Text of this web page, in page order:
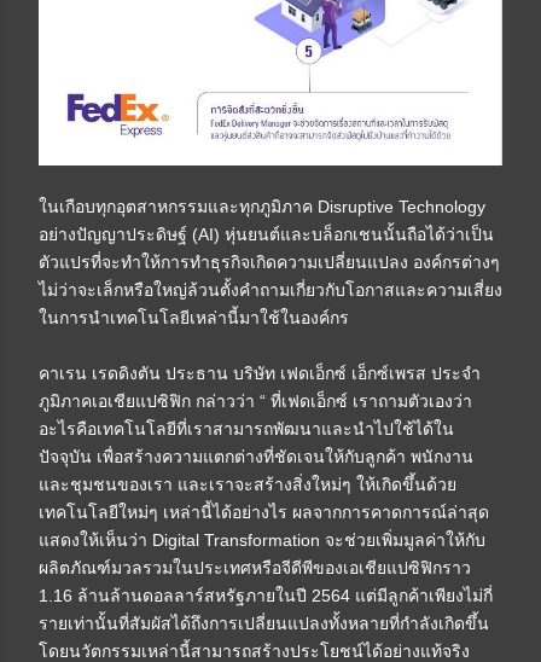
ในเกือบทุกอุตสาหกรรมและทุกภูมิภาค Disruptive Technology
อย่างปัญญาประดิษฐ์ (AI) หุ่นยนต์และบล็อกเชนนั้นถือได้ว่าเป็น
ตัวแปรที่จะทำให้การทำธุรกิจเกิดความเปลี่ยนแปลง องค์กรต่างๆ
ไม่ว่าจะเล็กหรือใหญ่ล้วนตั้งคำถามเกี่ยวกับโอกาสและความเสี่ยง
ในการนำเทคโนโลยีเหล่านี้มาใช้ในองค์กร
คาเรน เรดดิงตัน ประธาน บริษัท เฟดเอ็กซ์ เอ็กซ์เพรส ประจำ
ภูมิภาคเอเชียแปซิฟิก กล่าวว่า “ ที่เฟดเอ็กซ์ เราถามตัวเองว่า
อะไรคือเทคโนโลยีที่เราสามารถพัฒนาและนำไปใช้ได้ใน
ปัจจุบัน เพื่อสร้างความแตกต่างที่ชัดเจนให้กับลูกค้า พนักงาน
และชุมชนของเรา และเราจะสร้างสิ่งใหม่ๆ ให้เกิดขึ้นด้วย
เทคโนโลยีใหม่ๆ เหล่านี้ได้อย่างไร ผลจากการคาดการณ์ล่าสุด
แสดงให้เห็นว่า Digital Transformation จะช่วยเพิ่มมูลค่าให้กับ
ผลิตภัณฑ์มวลรวมในประเทศหรือจีดีพีของเอเชียแปซิฟิกราว
1.16 ล้านล้านดอลลาร์สหรัฐภายในปี 2564 แต่มีลูกค้าเพียงไม่กี่
รายเท่านั้นที่สัมผัสได้ถึงการเปลี่ยนแปลงทั้งหลายที่กำลังเกิดขึ้น
โดยนวัตกรรมเหล่านี้สามารถสร้างประโยชน์ได้อย่างแท้จริง